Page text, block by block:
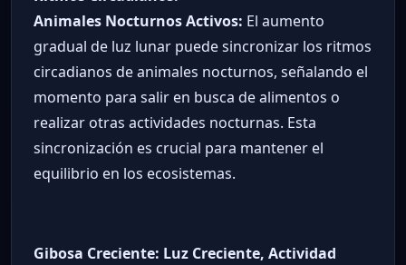
Animales Nocturnos Activos: El aumento
gradual de luz lunar puede sincronizar los ritmos
circadianos de animales nocturnos, señalando el
momento para salir en busca de alimentos o
realizar otras actividades nocturnas. Esta
sincronización es crucial para mantener el
equilibrio en los ecosistemas.
Gibosa Creciente: Luz Creciente, Actividad